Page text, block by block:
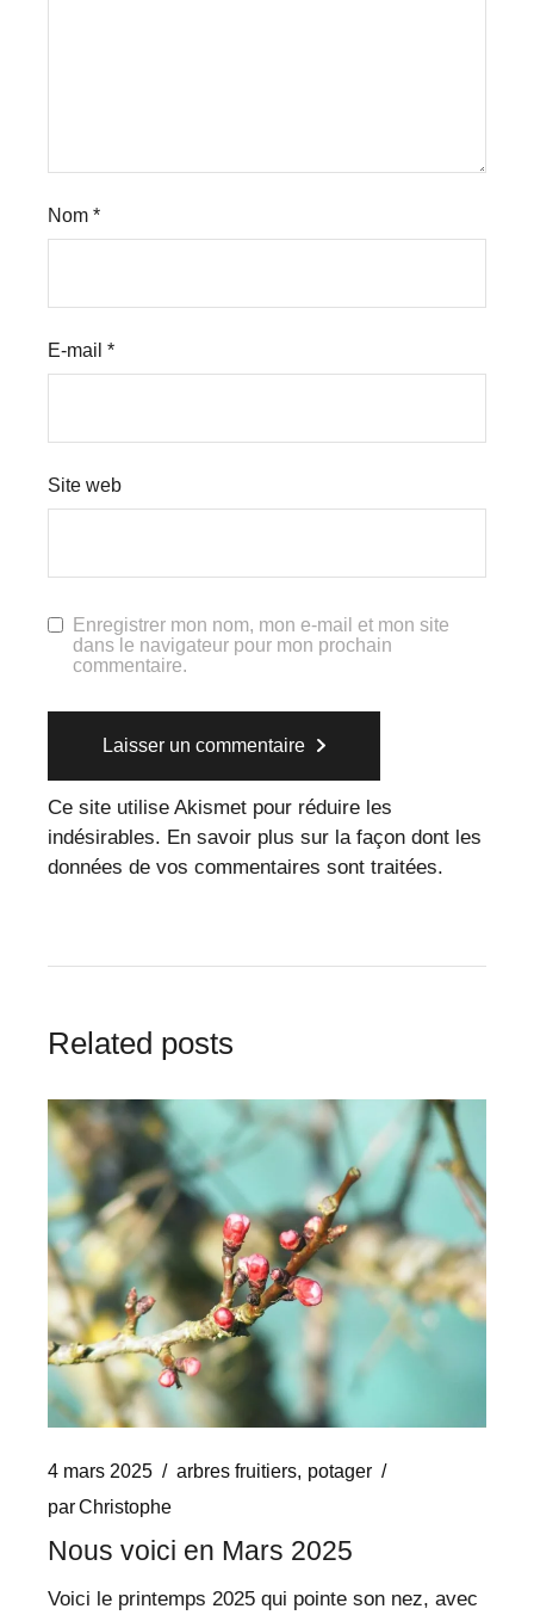
Nom*
E-mail*
Site web
Enregistrer mon nom, mon e-mail et mon site
dans le navigateur pour mon prochain
commentaire.
Laisser un commentaire
Ce site utilise Akismet pour réduire les
indésirables. En savoir plus sur la façon dont les
données de vos commentaires sont traitées.
Related posts
4 mars 2025 arbres fruitiers potager
parChristophe
Nous voici en Mars 2025
Voici le printemps 2025 qui pointe son nez, avec